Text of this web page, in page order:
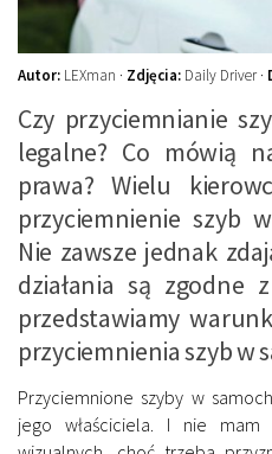
Autor: LEXman · Zdjęcia: Daily Driver ·
Czy przyciemnianie
legalne? Co mówią
prawa? Wielu
przyciemnienie szyb
Nie zawsze jednak
działania są zgodne
przedstawiamy
przyciemnienia szyb w
Przyciemnione szyby w
jego właściciela. I nie